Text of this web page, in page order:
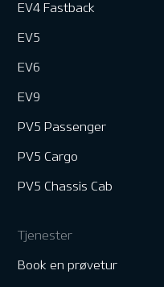
EV4 Fastback
EV5
EV6
EV9
PV5 Passenger
PV5 Cargo
PV5 Chassis Cab
Tjenester
Book en prøvetur